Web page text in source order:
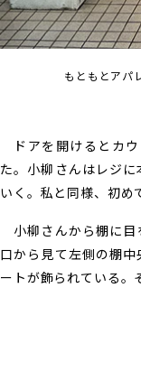
もともとアパ
ドアを開けるとカ
た。小柳さんはレジ
いく。私と同様、初め
小柳さんから棚に目
口から見て左側の棚
ートが飾られている。